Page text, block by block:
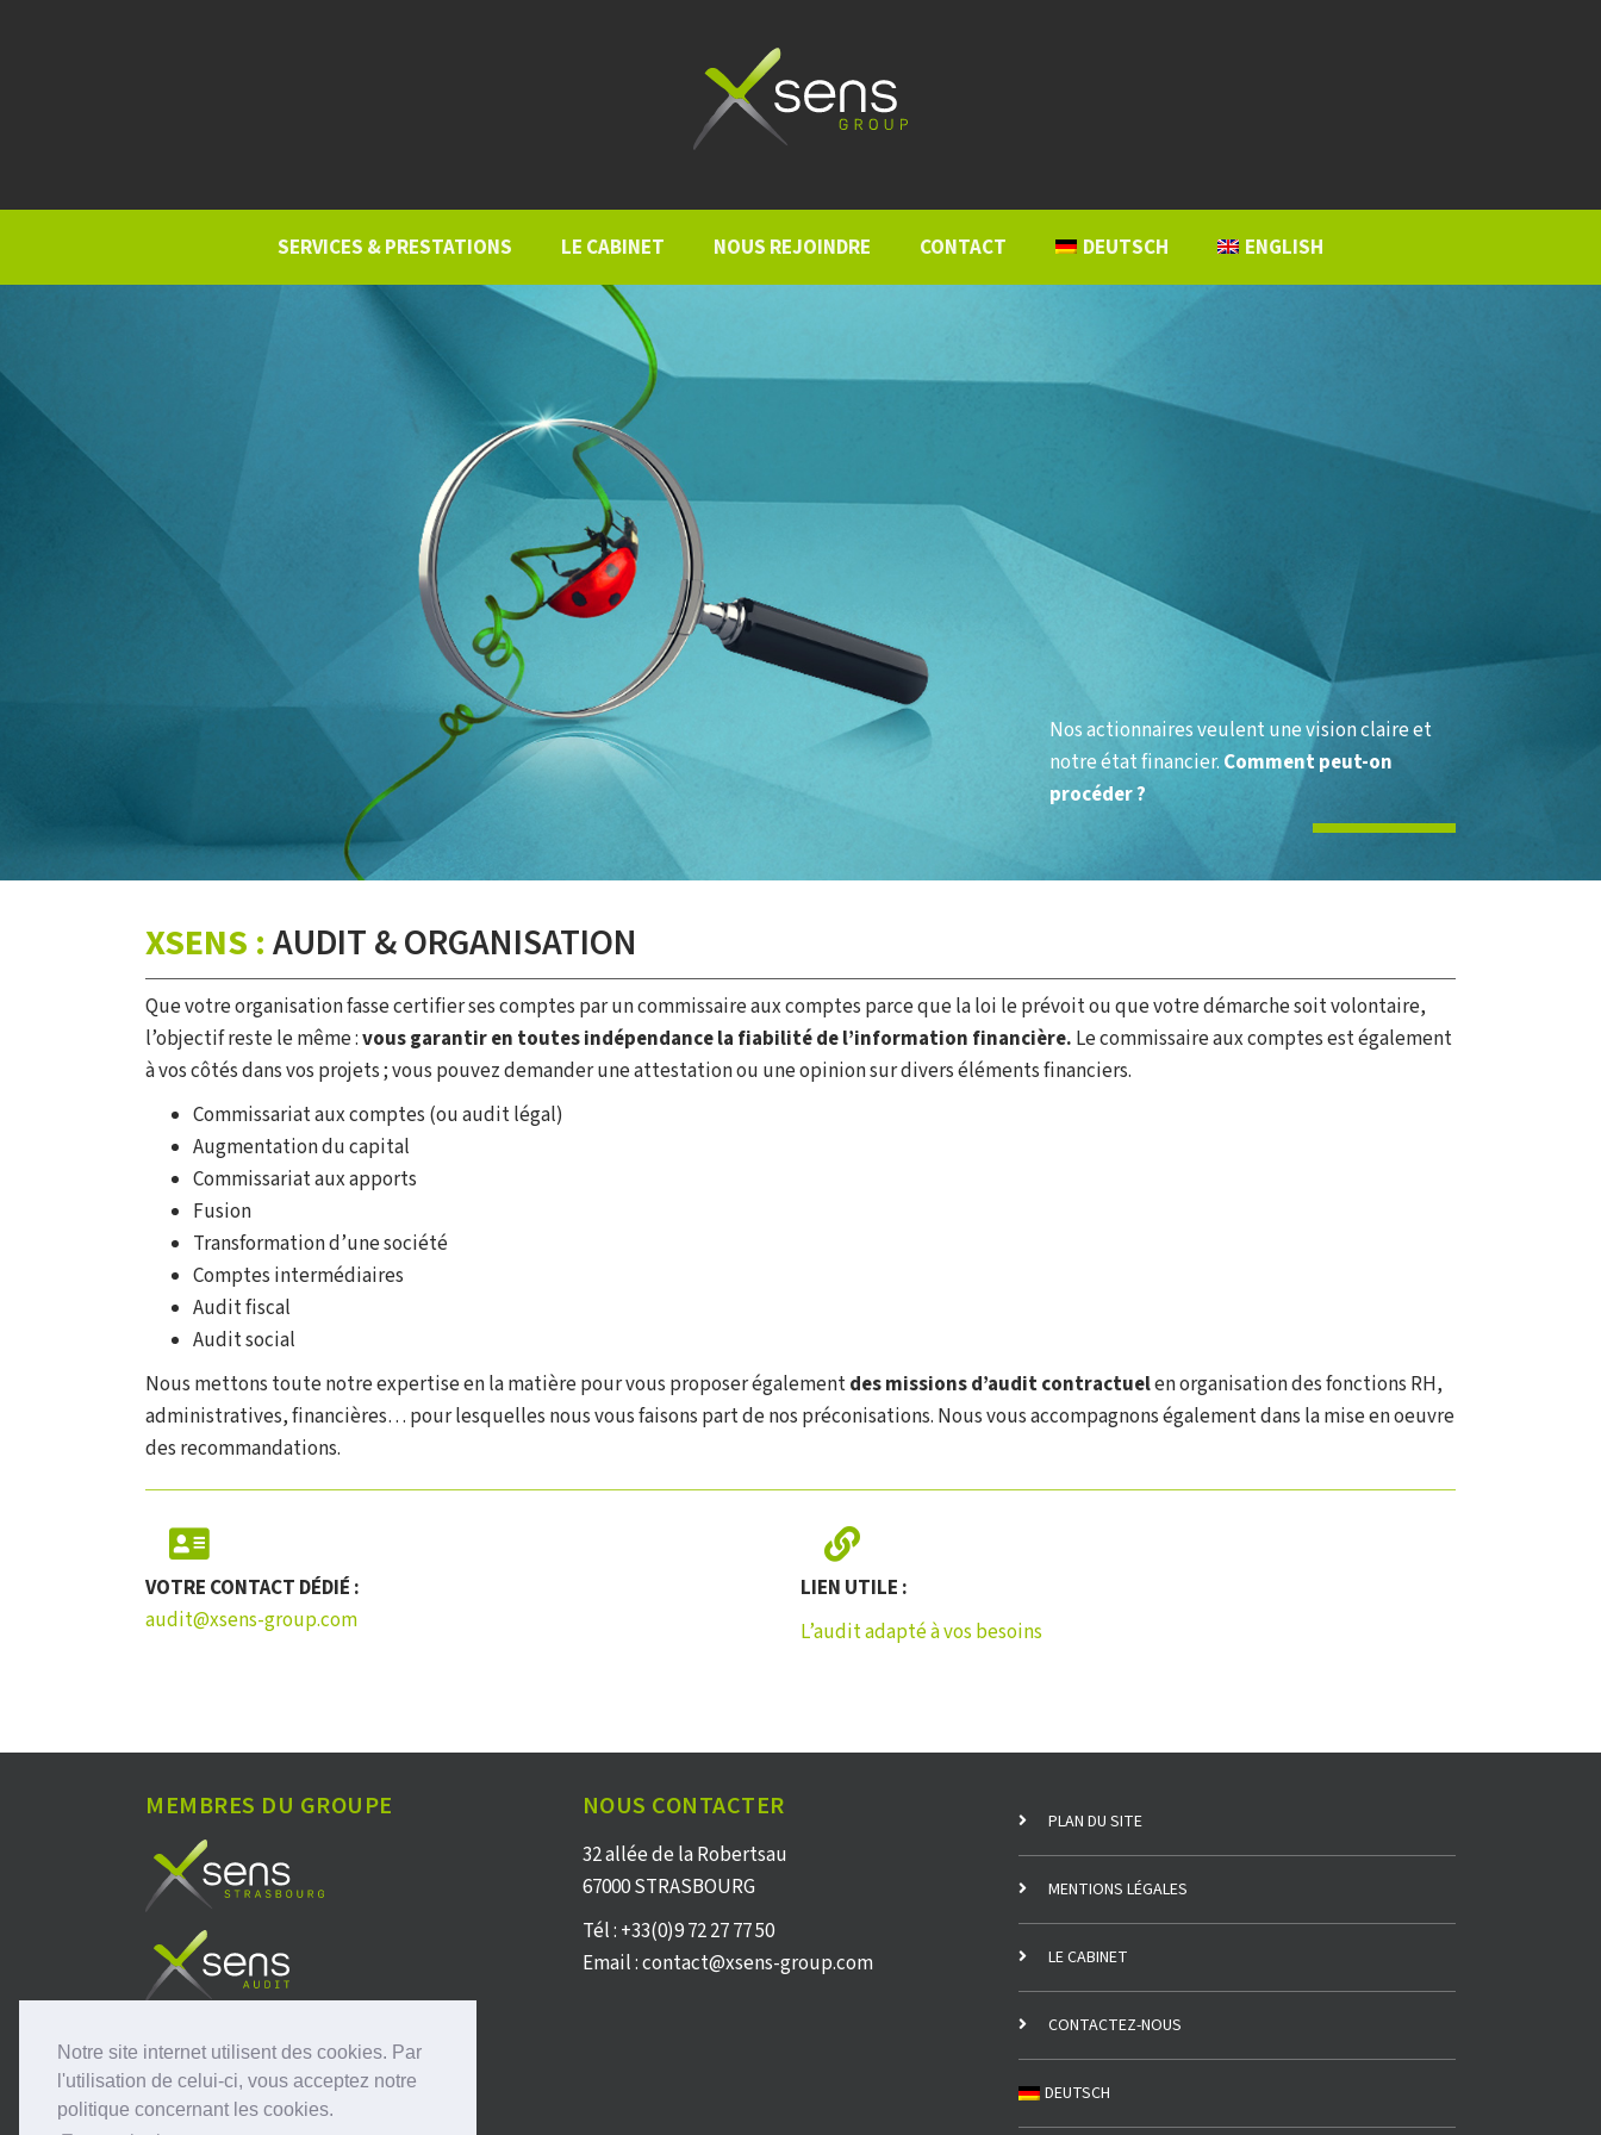
Notre site internet utilisent des cookies. Par
l'utilisation de celui-ci, vous acceptez notre
politique concernant les cookies.
SERVICES & PRESTATIONS LE CABINET NOUS REJOINDRE CONTACT DEUTSCH ENGLISH
Nos actionnaires veulent une vision claire et
notre état financier. Comment peut-on
procéder ?
XSENS : AUDIT & ORGANISATION
Que votre organisation fasse certifier ses comptes par un commissaire aux comptes parce que la loi le prévoit ou que votre démarche soit volontaire,
l’objectif reste le même :vous garantir en toutes indépendance la fiabilité de l’information financière. Le commissaire aux comptes est également
à vos côtés dans vos projets ; vous pouvez demander une attestation ou une opinion sur divers éléments financiers.
Commissariat aux comptes (ou audit légal)
Augmentation du capital
Commissariat aux apports
Fusion
Transformation d’une société
Comptes intermédiaires
Audit fiscal
Audit social
Nous mettons toute notre expertise en la matière pour vous proposer égalementdes missions d’audit contractuelen organisation des fonctions RH,
administratives, financières… pour lesquelles nous vous faisons part de nos préconisations. Nous vous accompagnons également dans la mise en oeuvre
des recommandations.
VOTRE CONTACT DÉDIÉ :
audit@xsens-group.com
LIEN UTILE :
L’audit adapté à vos besoins
MEMBRES DU GROUPE NOUS CONTACTER
32 allée de la Robertsau
67000 STRASBOURG
Tél : +33(0)9 72 27 77 50
Email : contact@xsens-group.com
PLAN DU SITE
MENTIONS LÉGALES
LE CABINET
CONTACTEZ-NOUS
DEUTSCH